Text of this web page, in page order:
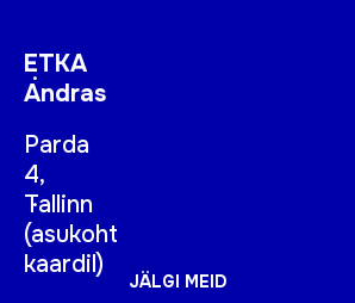
ETKA
Andras
Parda
4,
Tallinn
(asukoht
kaardil)
JÄLGI MEID